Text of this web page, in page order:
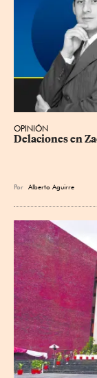
OPINIÓN
Delaciones en
Por Alberto Aguirre